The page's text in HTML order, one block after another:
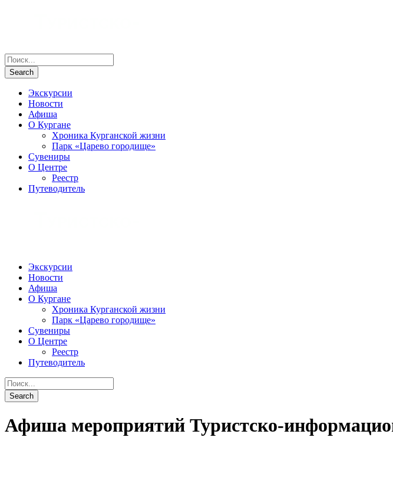
Экскурсии
Новости
Афиша
О Кургане
Хроника Курганской жизни
Парк «Царево городище»
Сувениры
О Центре
Реестр
Путеводитель
Экскурсии
Новости
Афиша
О Кургане
Хроника Курганской жизни
Парк «Царево городище»
Сувениры
О Центре
Реестр
Путеводитель
Афиша мероприятий Туристско-